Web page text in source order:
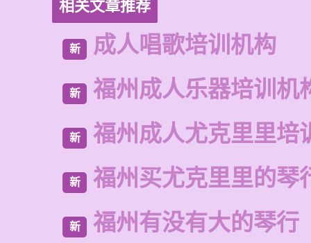
相关文章推荐
新 成人唱歌培训机构
新 福州成人乐器培训机
新 福州成人尤克里里培
新 福州买尤克里里的琴
新 福州有没有大的琴行